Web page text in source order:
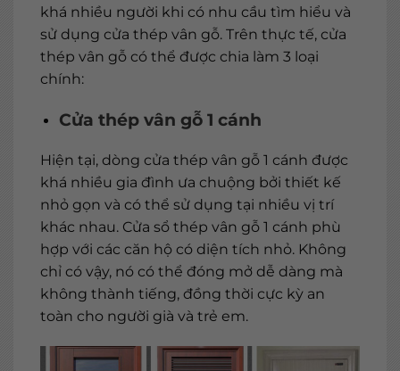
khá nhiều người khi có nhu cầu tìm hiểu và
sử dụng cửa thép vân gỗ. Trên thực tế, cửa
thép vân gỗ có thể được chia làm 3 loại
chính:
Cửa thép vân gỗ 1 cánh
Hiện tại, dòng cửa thép vân gỗ 1 cánh được
khá nhiều gia đình ưa chuộng bởi thiết kế
nhỏ gọn và có thể sử dụng tại nhiều vị trí
khác nhau. Cửa sổ thép vân gỗ 1 cánh phù
hợp với các căn hộ có diện tích nhỏ. Không
chỉ có vậy, nó có thể đóng mở dễ dàng mà
không thành tiếng, đồng thời cực kỳ an
toàn cho người già và trẻ em.